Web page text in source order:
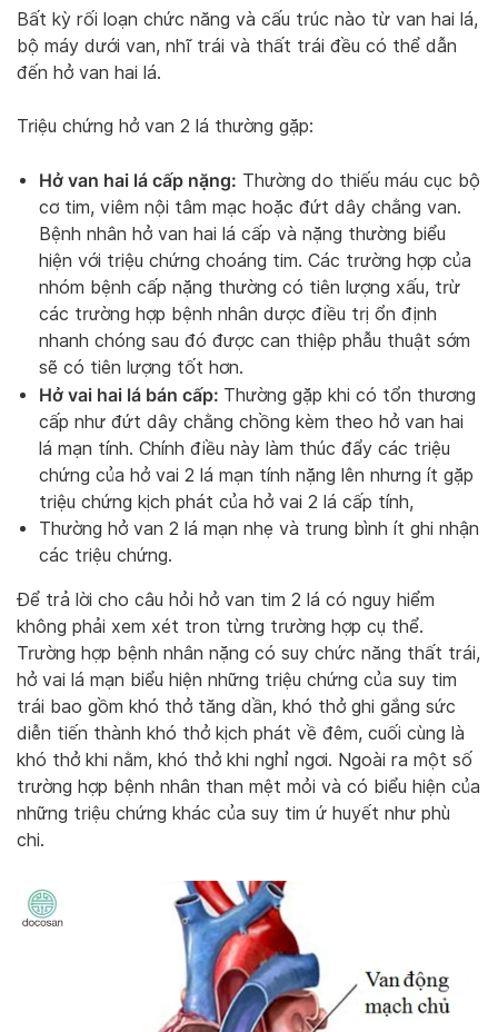
Bất kỳ rối loạn chức năng và cấu trúc nào từ van hai lá,
bộ máy dưới van, nhĩ trái và thất trái đều có thể dẫn
đến hở van hai lá.
Triệu chứng hở van 2 lá thường gặp:
Hở van hai lá cấp nặng: Thường do thiếu máu cục bộ
cơ tim, viêm nội tâm mạc hoặc đứt dây chằng van.
Bệnh nhân hở van hai lá cấp và nặng thường biểu
hiện với triệu chứng choáng tim. Các trường hợp của
nhóm bệnh cấp nặng thường có tiên lượng xấu, trừ
các trường hợp bệnh nhân dược điều trị ổn định
nhanh chóng sau đó được can thiệp phẫu thuật sớm
sẽ có tiên lượng tốt hơn.
Hở vai hai lá bán cấp: Thường gặp khi có tổn thương
cấp như đứt dây chằng chồng kèm theo hở van hai
lá mạn tính. Chính điều này làm thúc đẩy các triệu
chứng của hở vai 2 lá mạn tính nặng lên nhưng ít gặp
triệu chứng kịch phát của hở vai 2 lá cấp tính,
Thường hở van 2 lá mạn nhẹ và trung bình ít ghi nhận
các triệu chứng.
Để trả lời cho câu hỏi hở van tim 2 lá có nguy hiểm
không phải xem xét tron từng trường hợp cụ thể.
Trường hợp bệnh nhân nặng có suy chức năng thất trái,
hở vai lá mạn biểu hiện những triệu chứng của suy tim
trái bao gồm khó thở tăng dần, khó thở ghi gắng sức
diễn tiến thành khó thở kịch phát về đêm, cuối cùng là
khó thở khi nằm, khó thở khi nghỉ ngơi. Ngoài ra một số
trường hợp bệnh nhân than mệt mỏi và có biểu hiện của
những triệu chứng khác của suy tim ứ huyết như phù
chi.